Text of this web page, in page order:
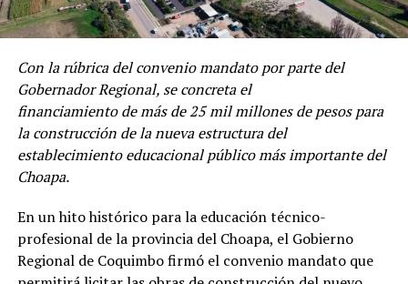
Con la rúbrica del convenio mandato por parte del
Gobernador Regional, se concreta el
financiamiento de más de 25 mil millones de pesos para
la construcción de la nueva estructura del
establecimiento educacional público más importante del
Choapa.
En un hito histórico para la educación técnico-
profesional de la provincia del Choapa, el Gobierno
Regional de Coquimbo firmó el convenio mandato que